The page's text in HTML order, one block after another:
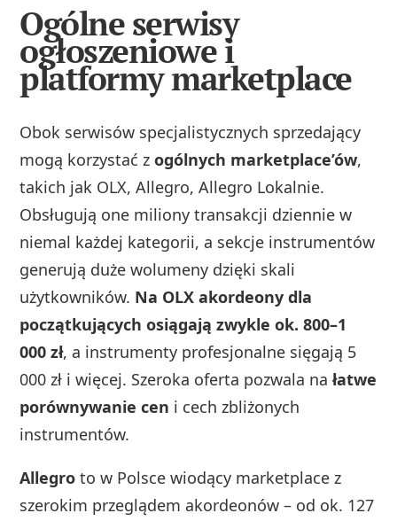
Ogólne serwisy
ogłoszeniowe i
platformy marketplace
Obok serwisów specjalistycznych sprzedający
mogą korzystać zogólnych marketplace’ów,
takich jak OLX, Allegro, Allegro Lokalnie.
Obsługują one miliony transakcji dziennie w
niemal każdej kategorii, a sekcje instrumentów
generują duże wolumeny dzięki skali
użytkowników. Na OLX akordeony dla
początkujących osiągają zwykle ok. 800–1
000 zł, a instrumenty profesjonalne sięgają 5
000 zł i więcej. Szeroka oferta pozwala nałatwe
porównywanie cen i cech zbliżonych
instrumentów.
Allegro to w Polsce wiodący marketplace z
szerokim przeglądem akordeonów – od ok. 127